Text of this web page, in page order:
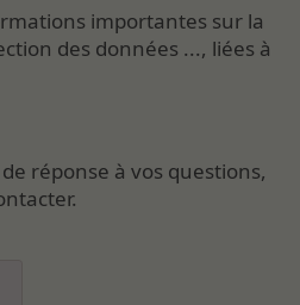
importantes sur la
des données ..., liées à
réponse à vos questions,